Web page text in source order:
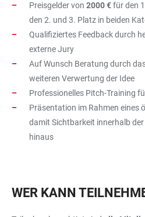
Preisgelder von 2000 €für den
den 2. und 3. Platz in beiden
Qualifiziertes Feedback durch
externe Jury
Auf Wunsch Beratung durch
weiteren Verwertung der Idee
Professionelles Pitch-Training
Präsentation im Rahmen eines
damit Sichtbarkeit innerhalb
hinaus
WER KANN